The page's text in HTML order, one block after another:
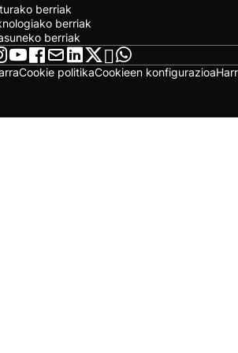
berriak
berriak
berriak
Cookie politikaCookieen konfigurazioa